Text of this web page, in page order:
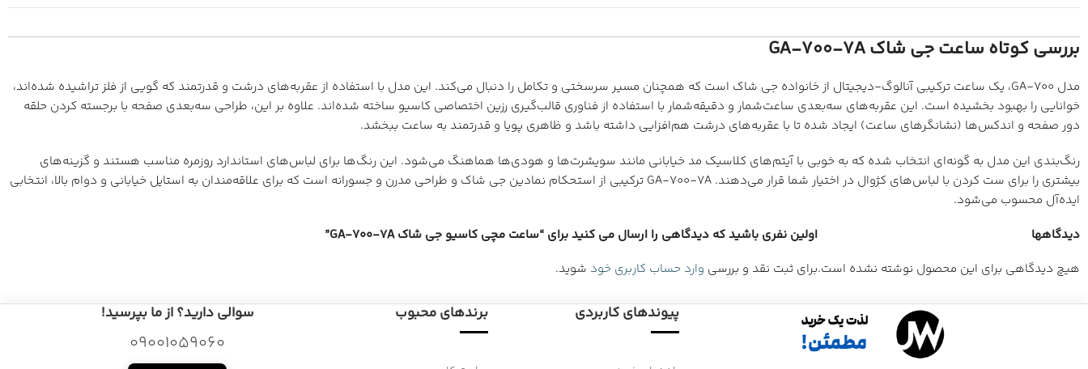
بررسی کوتاه ساعت جی شاک GA-700-7A
مدل GA-700، یک ساعت ترکیبی آنالوگ-دیجیتال از خانواده جی شاک است که همچنان مسیر سرسختی و تکامل را دنبال می‌کند. این مدل با استفاده از عقربه‌های درشت و قدرتمند که گویی از فلز تراشیده شده‌اند،
خوانایی را بهبود بخشیده است. این عقربه‌های سه‌بعدی ساعت‌شمار و دقیقه‌شمار با استفاده از فناوری قالب‌گیری رزین اختصاصی کاسیو ساخته شده‌اند. علاوه بر این، طراحی سه‌بعدی صفحه با برجسته کردن حلقه
دور صفحه و اندکس‌ها (نشانگرهای ساعت) ایجاد شده تا با عقربه‌های درشت هم‌افزایی داشته باشد و ظاهری پویا و قدرتمند به ساعت ببخشد.
رنگ‌بندی این مدل به گونه‌ای انتخاب شده که به خوبی با آیتم‌های کلاسیک مد خیابانی مانند سویشرت‌ها و هودی‌ها هماهنگ می‌شود. این رنگ‌ها برای لباس‌های استاندارد روزمره مناسب هستند و گزینه‌های
بیشتری را برای ست کردن با لباس‌های کژوال در اختیار شما قرار می‌دهند. GA-700-7A ترکیبی از استحکام نمادین جی شاک و طراحی مدرن و جسورانه است که برای علاقه‌مندان به استایل خیابانی و دوام بالا، انتخابی
ایده‌آل محسوب می‌شود.
دیدگاهها
هیچ دیدگاهی برای این محصول نوشته نشده است.
اولین نفری باشید که دیدگاهی را ارسال می کنید برای “ساعت مچی کاسیو جی شاک GA-700-7A”
برای ثبت نقد و بررسی وارد حساب کاربری خود شوید.
پیوندهای کاربردی برندهای محبوب سوالی دارید؟ از ما بپرسید!
09001059060